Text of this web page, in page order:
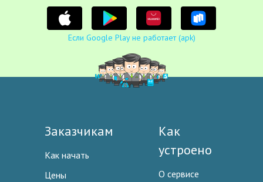
Если Google Play не работает (apk)
Заказчикам
Как начать
Цены
Как
устроено
О сервисе